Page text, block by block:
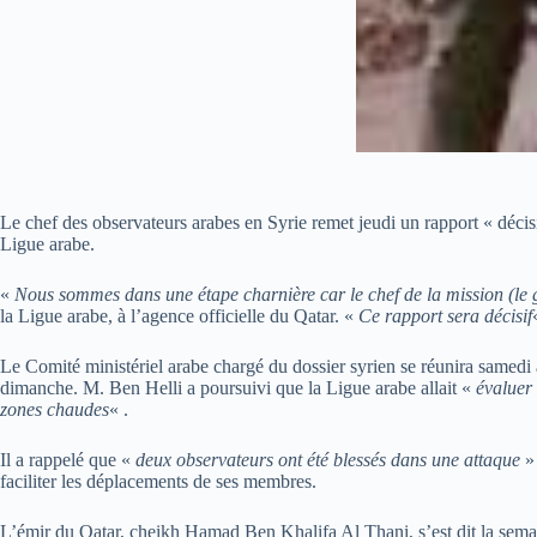
Le chef des observateurs arabes en Syrie remet jeudi un rapport «
Ligue arabe.
« Nous sommes dans une étape charnière car le chef de la mission
la Ligue arabe, à l’agence officielle du Qatar. « Ce rapport sera décisif
Le Comité ministériel arabe chargé du dossier syrien se réunira
dimanche. M. Ben Helli a poursuivi que la Ligue arabe allait « évaluer
zones chaudes« .
Il a rappelé que « deux observateurs ont été blessés dans une attaque
faciliter les déplacements de ses membres.
L’émir du Qatar, cheikh Hamad Ben Khalifa Al Thani, s’est dit la